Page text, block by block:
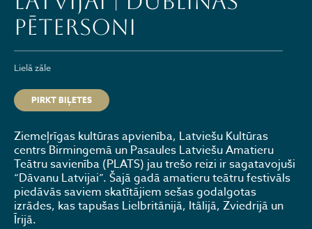
PĒTERSONI
Lielā zāle
PIRKT BIĻETES
Ziemeļrīgas kultūras apvienība, Latviešu Kultūras
centrs Birmingemā un Pasaules Latviešu Amatieru
Teātru savienība (PLATS) jau trešo reizi ir sagatavojuši
“Dāvanu Latvijai”. Šajā gadā amatieru teātru festivāls
piedāvās saviem skatītājiem sešas godalgotas
izrādes, kas tapušas Lielbritānijā, Itālijā, Zviedrijā un
Īrijā.